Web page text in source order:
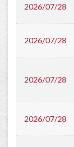
2026/07/28
2026/07/28
2026/07/28
2026/07/28